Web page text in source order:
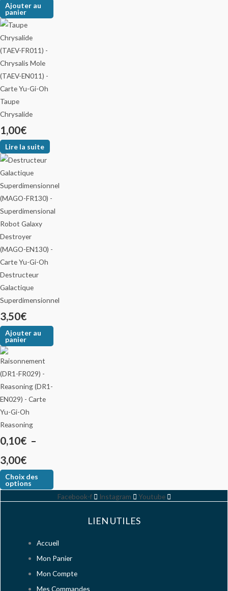
Ajouter au
panier
Taupe
Chrysalide
1,00€
Lire la suite
Destructeur
Galactique
Superdimensionnel
3,50€
Ajouter au
panier
Reasoning
0,10€ –
3,00€
Choix des
options
Facebook-f
Instagram Youtube
LIEN UTILES
Accueil
Mon Panier
Mon Compte
Mes Commandes